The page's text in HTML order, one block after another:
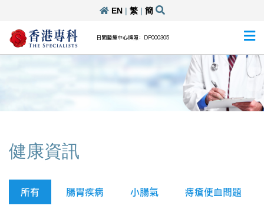
EN| 繁| 簡
日間醫療中心牌照：DP000305
健康資訊
所有 腸胃疾病 小腸氣
痔瘡便血問題